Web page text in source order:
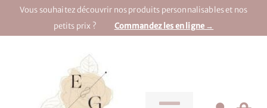
Passer
contenu
Vous souhaitez découvrir nos produits personnalisables et nos
petits prix ?
Commandez les en ligne →